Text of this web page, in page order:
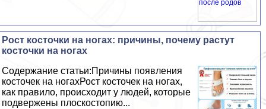
Рост косточки на ногах: причины, почему растут
косточки на ногах
Содержание статьи:Причины появления
косточек на ногахРост косточек на ногах,
как правило, происходит у людей, которые
подвержены плоскостопию...